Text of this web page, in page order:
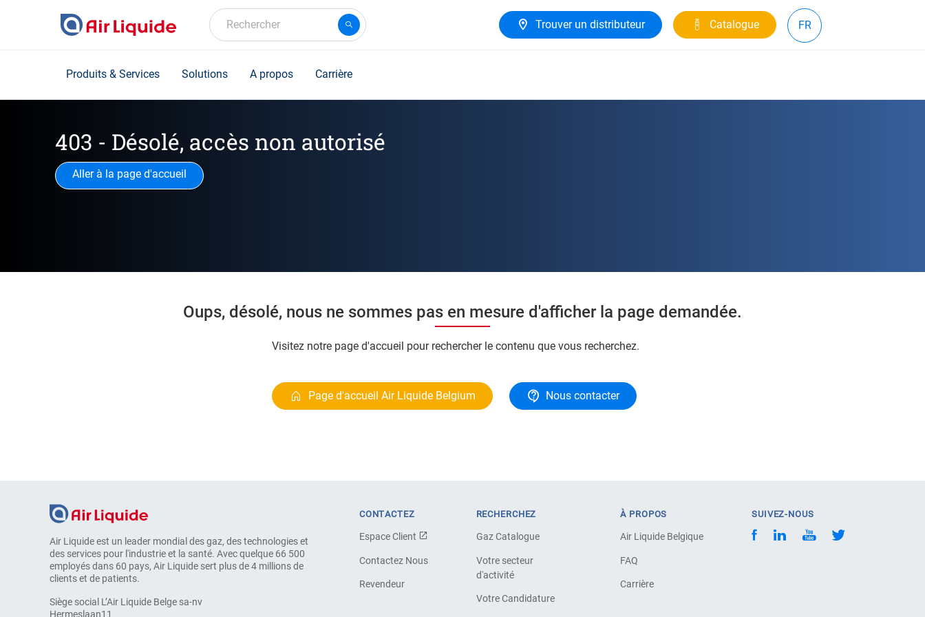
Rechercher Trouver un distributeur Catalogue FR
Produits & Services Solutions A propos Carrière
403 - Désolé, accès non autorisé
Aller à la page d'accueil
Oups, désolé, nous ne sommes pas en mesure d'afficher la page demandée.
Visitez notre page d'accueil pour rechercher le contenu que vous recherchez.
Page d'accueil Air Liquide Belgium Nous contacter
Air Liquide est un leader mondial des gaz, des technologies et
des services pour l'industrie et la santé. Avec quelque 66 500
employés dans 60 pays, Air Liquide sert plus de 4 millions de
clients et de patients.
Siège social L’Air Liquide Belge sa-nv
Hermeslaan11
CONTACTEZ
Espace Client
Contactez Nous
Revendeur
RECHERCHEZ
Gaz Catalogue
Votre secteur
d'activité
Votre Candidature
À PROPOS
Air Liquide Belgique
FAQ
Carrière
SUIVEZ-NOUS